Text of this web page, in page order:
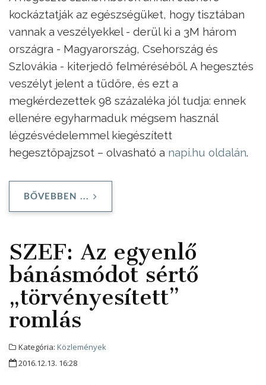
kockáztatják az egészségüket, hogy tisztában
vannak a veszélyekkel - derül ki a 3M három
országra - Magyarország, Csehország és
Szlovákia - kiterjedő felméréséből. A hegesztés
veszélyt jelent a tüdőre, és ezt a
megkérdezettek 98 százaléka jól tudja: ennek
ellenére egyharmaduk mégsem használ
légzésvédelemmel kiegészített
hegesztőpajzsot – olvasható a napi.hu oldalán.
BŐVEBBEN ...
SZEF: Az egyenlő
bánásmódot sértő
„törvényesített”
romlás
Kategória: Közlemények
2016.12.13. 16:28